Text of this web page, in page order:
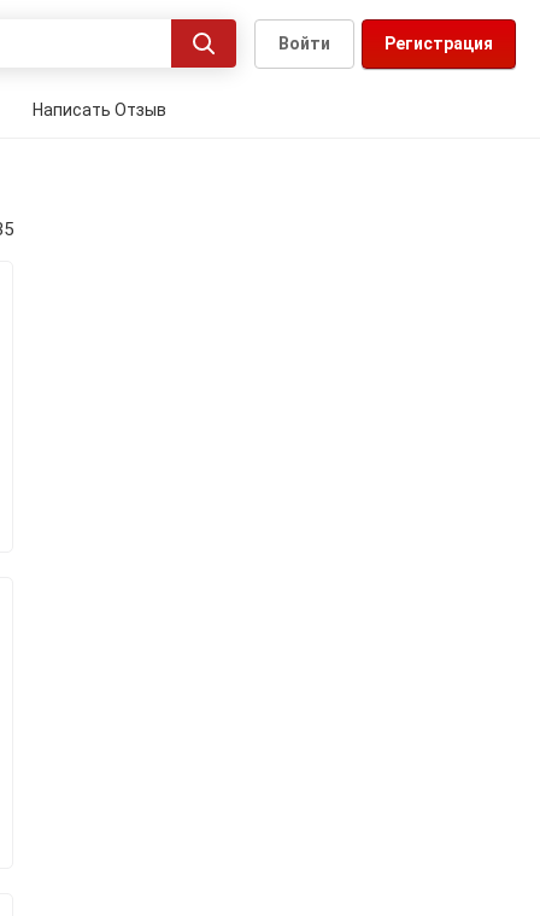
Регистрация
Войти
Написать Отзыв